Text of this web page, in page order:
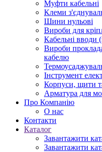
Муфти кабельні
Клеми
Шини нульові
Вироби для
Кабельні вводи
Вироби
кабелю
Інструмент
Корпуси, щити
Арматура для
Про Компанію
О нас
Контакти
Каталог
Завантажити
Завантажити